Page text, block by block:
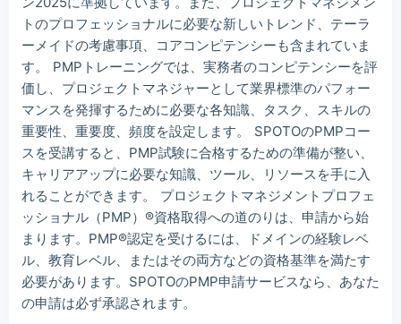
トのプロフェッショナルに必要な新しいトレンド、テーラ
ーメイドの考慮事項、コアコンピテンシーも含まれていま
す。 PMPトレーニングでは、実務者のコンピテンシーを評
価し、プロジェクトマネジャーとして業界標準のパフォー
マンスを発揮するために必要な各知識、タスク、スキルの
重要性、重要度、頻度を設定します。 SPOTOのPMPコー
スを受講すると、PMP試験に合格するための準備が整い、
キャリアアップに必要な知識、ツール、リソースを手に入
れることができます。 プロジェクトマネジメントプロフェ
ッショナル（PMP）®資格取得への道のりは、申請から始
まります。PMP®認定を受けるには、ドメインの経験レベ
ル、教育レベル、またはその両方などの資格基準を満たす
必要があります。SPOTOのPMP申請サービスなら、あなた
の申請は必ず承認されます。